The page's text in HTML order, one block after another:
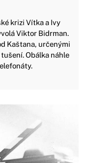
krizi Vítka a Ivy
Viktor Bidrman.
Kaštana, určenými
Obálka náhle